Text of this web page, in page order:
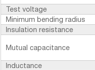
Test voltage
Minimum bending radius
Insulation resistance
Mutual capacitance
Inductance